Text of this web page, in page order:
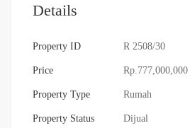
Details
Property ID R 2508/30
Price Rp.777,000,000
Property Type Rumah
Property Status Dijual